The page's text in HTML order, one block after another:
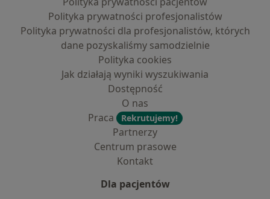
Polityka prywatności profesjonalistów
Polityka prywatności dla profesjonalistów, których
dane pozyskaliśmy samodzielnie
Polityka cookies
Jak działają wyniki wyszukiwania
Dostępność
O nas
Praca
Rekrutujemy!
Partnerzy
Centrum prasowe
Kontakt
Dla pacjentów